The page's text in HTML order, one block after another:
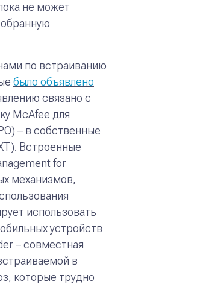
не может
по встраиванию
было объявлено
связано с
McAfee для
– в собственные
Встроенные
for
механизмов,
использовать
устройств
– совместная
в
которые трудно